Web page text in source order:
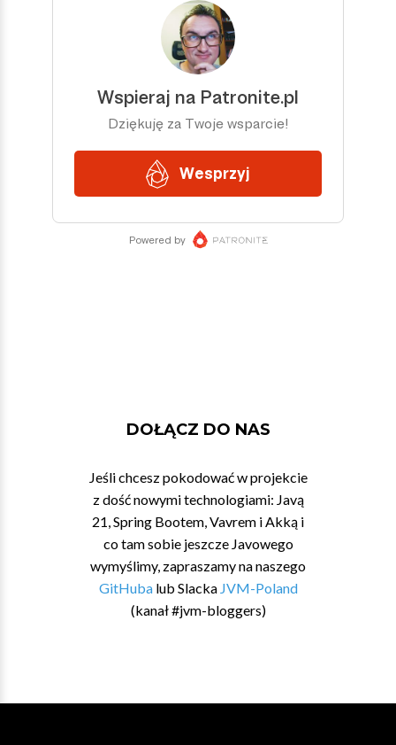
DOŁĄCZ DO NAS
Jeśli chcesz pokodować w projekcie
z dość nowymi technologiami: Javą
21, Spring Bootem, Vavrem i Akką i
co tam sobie jeszcze Javowego
wymyślimy, zapraszamy na naszego
GitHubalub Slacka JVM-Poland
(kanał #jvm-bloggers)